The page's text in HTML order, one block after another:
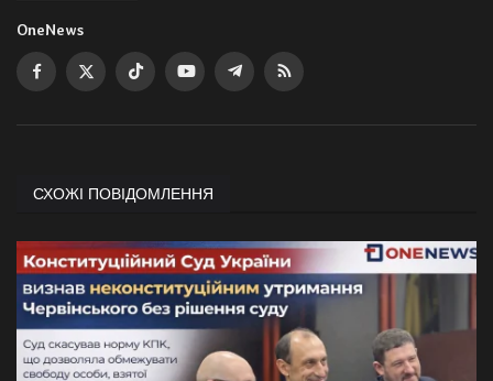
OneNews
СХОЖІ ПОВІДОМЛЕННЯ